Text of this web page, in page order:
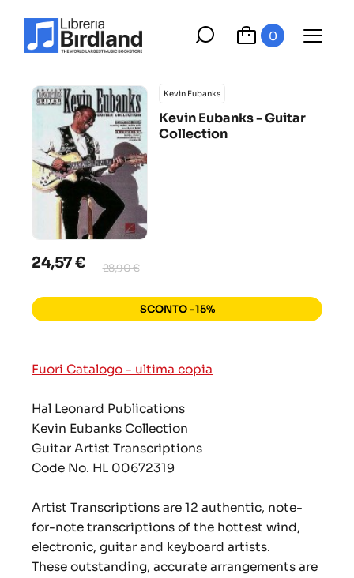
0
Kevin Eubanks
Kevin Eubanks - Guitar
Collection
24,57 € 28,90 €
SCONTO -15%
Fuori Catalogo - ultima copia
Hal Leonard Publications
Kevin Eubanks Collection
Guitar Artist Transcriptions
Code No. HL 00672319
Artist Transcriptions are 12 authentic, note-
for-note transcriptions of the hottest wind,
electronic, guitar and keyboard artists.
These outstanding, accurate arrangements are